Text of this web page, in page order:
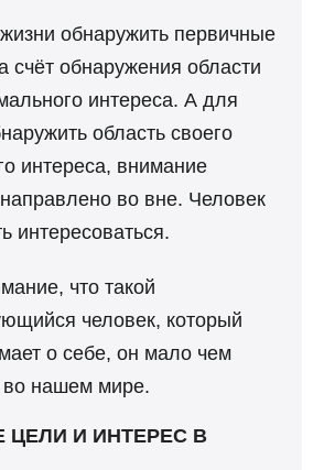
обнаружить первичные
счёт обнаружения области
интереса. А для
область своего
интереса, внимание
во вне. Человек
интересоваться.
что такой
человек, который
о себе, он мало чем
во нашем мире.
ЦЕЛИ И ИНТЕРЕС В